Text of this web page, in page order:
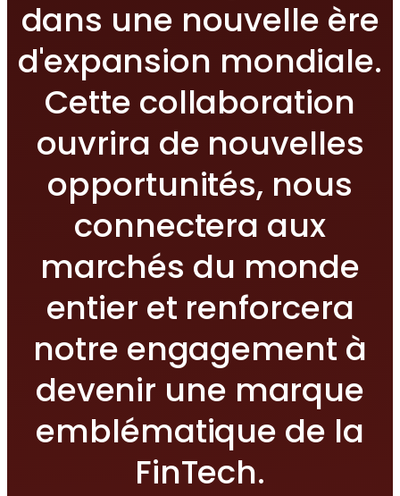
dans une nouvelle ère
d'expansion mondiale.
Cette collaboration
ouvrira de nouvelles
opportunités, nous
connectera aux
marchés du monde
entier et renforcera
notre engagement à
devenir une marque
emblématique de la
FinTech.